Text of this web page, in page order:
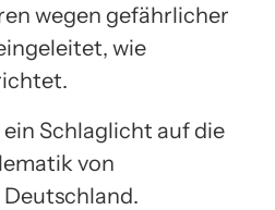
wegen gefährlicher
wie
Schlaglicht auf die
von